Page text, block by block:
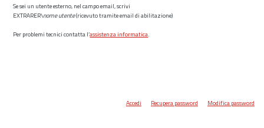
Se sei un utente esterno, nel campo email, scrivi
EXTRARER\nome utente(ricevuto tramite email di abilitazione)
Per problemi tecnici contatta l’assistenza informatica.
Accedi Recupera password Modifica password